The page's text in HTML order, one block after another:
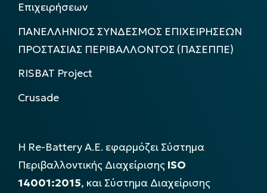
Επιχειρήσεων
ΠΑΝΕΛΛΗΝΙΟΣ ΣΥΝΔΕΣΜΟΣ ΕΠΙΧΕΙΡΗΣΕΩΝ
ΠΡΟΣΤΑΣΙΑΣ ΠΕΡΙΒΑΛΛΟΝΤΟΣ (ΠΑΣΕΠΠΕ)
RISBAT Project
Crusade
Η Re-Battery Α.Ε. εφαρμόζει Σύστημα
Περιβαλλοντικής Διαχείρισης ISO
14001:2015, και Σύστημα Διαχείρισης